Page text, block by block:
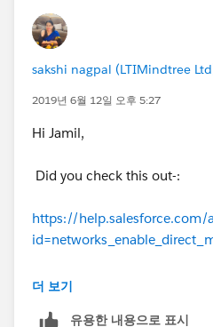
sakshi nagpal (LTIMindtree
2019년 6월 12일 오후 5:27
Hi Jamil,
Did you check this out-:
https://help.salesforce.com/
Chatter private messages
더 보기
유용한 내용으로 표시